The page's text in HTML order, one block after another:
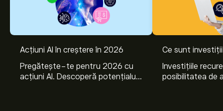
Acțiuni AI în creștere în 2026
Pregătește-te pentru 2026 cu
acțiuni AI. Descoperă potențialul
Ce sunt
Investițiile
posibilitatea de
Prețul actual pentru DHYA.L este de 6.6640‎$‎